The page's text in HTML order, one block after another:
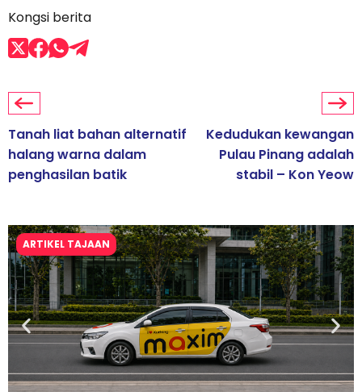
Kongsi berita
Tanah liat bahan alternatif
halang warna dalam
penghasilan batik
Kedudukan kewangan
Pulau Pinang adalah
stabil – Kon Yeow
ARTIKEL TAJAAN